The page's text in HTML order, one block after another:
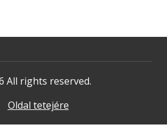
All rights reserved.
Oldal tetejére